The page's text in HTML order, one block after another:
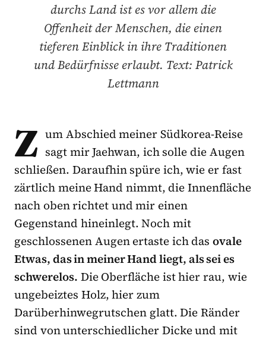
durchs Land ist es vor allem die
Offenheit der Menschen, die einen
tieferen Einblick in ihre Traditionen
und Bedürfnisse erlaubt. Text: Patrick
Lettmann
Z um Abschied meiner Südkorea-Reise
sagt mir Jaehwan, ich solle die Augen
schließen. Daraufhin spüre ich, wie er fast
zärtlich meine Hand nimmt, die Innenfläche
nach oben richtet und mir einen
Gegenstand hineinlegt. Noch mit
geschlossenen Augen ertaste ich dasovale
Etwas, das in meiner Hand liegt, als sei es
schwerelos. Die Oberfläche ist hier rau, wie
ungebeiztes Holz, hier zum
Darüberhinwegrutschen glatt. Die Ränder
sind von unterschiedlicher Dicke und mit